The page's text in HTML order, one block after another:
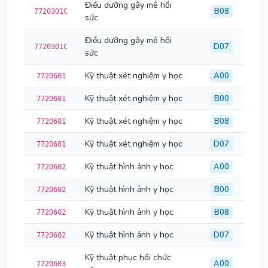
7720301C
Điều dưỡng gây mê hồi
sức
B08
7720301C
Điều dưỡng gây mê hồi
sức
D07
7720601 Kỹ thuật xét nghiệm y học A00
7720601 Kỹ thuật xét nghiệm y học B00
7720601 Kỹ thuật xét nghiệm y học B08
7720601 Kỹ thuật xét nghiệm y học D07
7720602 Kỹ thuật hình ảnh y học A00
7720602 Kỹ thuật hình ảnh y học B00
7720602 Kỹ thuật hình ảnh y học B08
7720602 Kỹ thuật hình ảnh y học D07
7720603
Kỹ thuật phục hồi chức
A00